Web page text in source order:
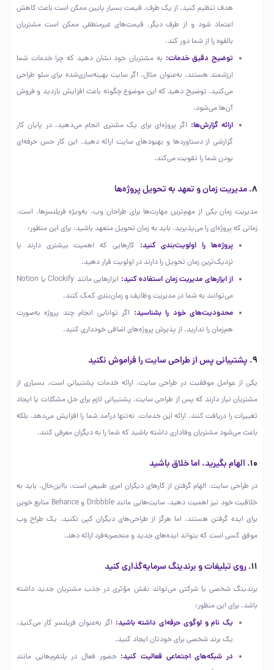
هدف تنظیم کنید. از یک طرف، قیمت بسیار پایین ممکن است باعث کاهش
اعتماد شود و از طرف دیگر، قیمت‌های غیرمنطقی ممکن است مشتریان
بالقوه را از شما دور کند.
توضیح دقیق خدمات: به مشتریان خود نشان دهید که چرا خدمات شما
ارزشمند هستند. به‌عنوان مثال، اگر سایت بهینه‌سازی‌شده برای سئو طراحی
می‌کنید، توضیح دهید که این موضوع چگونه باعث افزایش بازدید و فروش
آن‌ها می‌شود.
ارائه گزارش‌ها: اگر پروژه‌ای برای یک مشتری انجام می‌دهید، در پایان کار
گزارشی از دستاوردها و بهبودهای سایت ارائه دهید. این کار حس حرفه‌ای
بودن شما را تقویت می‌کند.
۸. مدیریت زمان و تعهد به تحویل پروژه‌ها
مدیریت زمان یکی از مهم‌ترین مهارت‌ها برای طراحان وب، به‌ویژه فریلنسرها، است.
زمانی که پروژه‌ای را می‌پذیرید، باید به زمان تحویل متعهد باشید. برای این منظور:
پروژه‌ها را اولویت‌بندی کنید: کارهایی که اهمیت بیشتری دارند یا
نزدیک‌ترین زمان تحویل را دارند در اولویت قرار دهید.
از ابزارهای مدیریت زمان استفاده کنید:
ابزارهایی مانند Clockify یا Notion
می‌توانند به شما در مدیریت وظایف و زمان‌بندی کمک کنند.
محدودیت‌های خود را بشناسید: اگر توانایی انجام چند پروژه به‌صورت
هم‌زمان را ندارید، از پذیرش پروژه‌های اضافی خودداری کنید.
۹. پشتیبانی پس از طراحی سایت را فراموش نکنید
یکی از عوامل موفقیت در طراحی سایت، ارائه خدمات پشتیبانی است. بسیاری از
مشتریان نیاز دارند که پس از طراحی سایت، پشتیبانی لازم برای حل مشکلات یا ایجاد
تغییرات را دریافت کنند. ارائه این خدمات، نه‌تنها درآمد شما را افزایش می‌دهد، بلکه
باعث می‌شود مشتریان وفاداری داشته باشید که شما را به دیگران معرفی کنند.
۱۰. الهام بگیرید، اما خلاق باشید
در طراحی سایت، الهام گرفتن از کارهای دیگران امری طبیعی است. بااین‌حال، باید به
خلاقیت خود نیز اهمیت دهید. سایت‌هایی مانند Dribbble و Behance منابع خوبی
برای ایده گرفتن هستند، اما هرگز از طراحی‌های دیگران کپی نکنید. یک طراح وب
موفق کسی است که بتواند ایده‌های جدید و منحصربه‌فرد ارائه دهد.
۱۱. روی تبلیغات و برندینگ سرمایه‌گذاری کنید
برندینگ شخصی یا شرکتی می‌تواند نقش مؤثری در جذب مشتریان جدید داشته
باشد. برای این منظور:
یک نام و لوگوی حرفه‌ای داشته باشید: اگر به‌عنوان فریلنسر کار می‌کنید،
یک برند شخصی برای خودتان ایجاد کنید.
در شبکه‌های اجتماعی فعالیت کنید: حضور فعال در پلتفرم‌هایی مانند